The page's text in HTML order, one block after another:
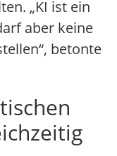
„KI ist ein
aber keine
betonte